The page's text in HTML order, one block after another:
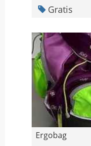
Gratis
Ergobag